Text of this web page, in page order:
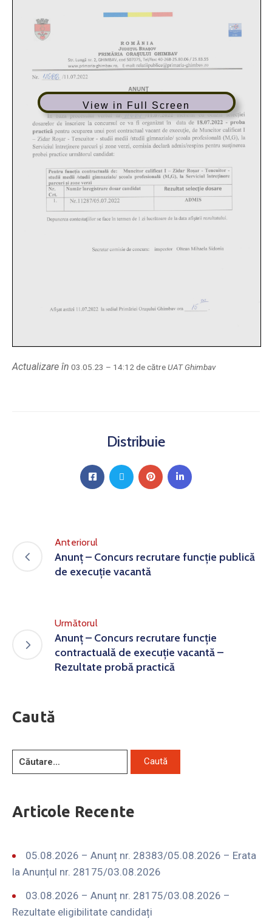
View in Full Screen
Actualizare în 03.05.23 – 14:12 de cătreUAT Ghimbav
Distribuie
Anteriorul
Anunț – Concurs recrutare funcție publică
de execuție vacantă
Următorul
Anunț – Concurs recrutare funcție
contractuală de execuție vacantă –
Rezultate probă practică
Caută
Articole Recente
05.08.2026 – Anunț nr. 28383/05.08.2026 – Erata
la Anunțul nr. 28175/03.08.2026
03.08.2026 – Anunț nr. 28175/03.08.2026 –
Rezultate eligibilitate candidați